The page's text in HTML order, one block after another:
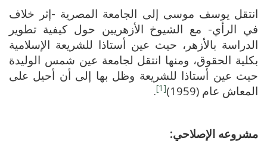
انتقل يوسف موسى إلى الجامعة المصرية -إثر خلاف
في الرأي- مع الشيوخ الأزهريين حول كيفية تطوير
الدراسة بالأزهر، حيث عين أستاذا للشريعة الإسلامية
بكلية الحقوق، ومنها انتقل لجامعة عين شمس الوليدة
حيث عين أستاذا للشريعة وظل بها إلى أن أحيل على
المعاش عام (1959)
[1]
.
مشروعه الإصلاحي: